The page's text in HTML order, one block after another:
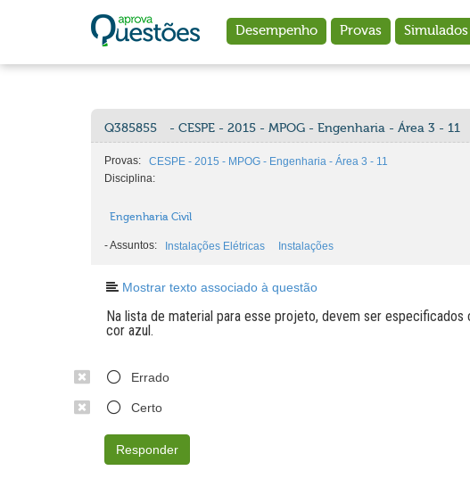
Desempenho Provas
Q385855 - CESPE - 2015 - MPOG - Engenharia - Área 3 - 11
Provas:
CESPE - 2015 - MPOG - Engenharia - Área 3 - 11
Disciplina:
Engenharia Civil
-Assuntos: Instalações Elétricas Instalações
Mostrar texto associado à questão
Na lista de material para esse projeto, devem ser
cor azul.
Errado
Certo
Responder